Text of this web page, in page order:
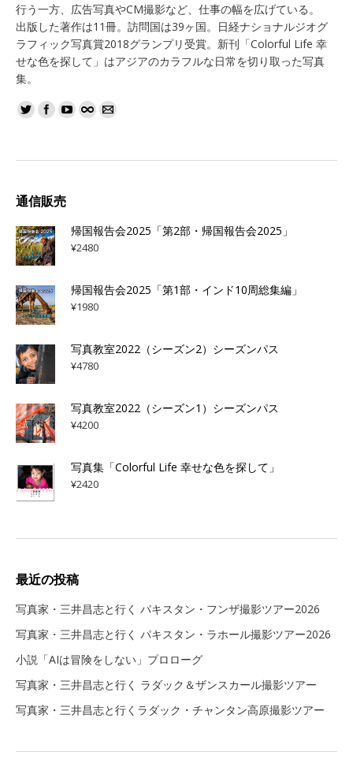
行う一方、広告写真やCM撮影など、仕事の幅を広げている。
出版した著作は11冊。訪問国は39ヶ国。日経ナショナルジオグ
ラフィック写真賞2018グランプリ受賞。新刊「Colorful Life 幸
せな色を探して」はアジアのカラフルな日常を切り取った写真
集。
通信販売
帰国報告会2025「第2部・帰国報告会2025」
¥2480
帰国報告会2025「第1部・インド10周総集編」
¥1980
写真教室2022（シーズン2）シーズンパス
¥4780
写真教室2022（シーズン1）シーズンパス
¥4200
写真集「Colorful Life 幸せな色を探して」
¥2420
最近の投稿
写真家・三井昌志と行く パキスタン・フンザ撮影ツアー2026
写真家・三井昌志と行く パキスタン・ラホール撮影ツアー2026
小説「AIは冒険をしない」プロローグ
写真家・三井昌志と行く ラダック＆ザンスカール撮影ツアー
写真家・三井昌志と行くラダック・チャンタン高原撮影ツアー